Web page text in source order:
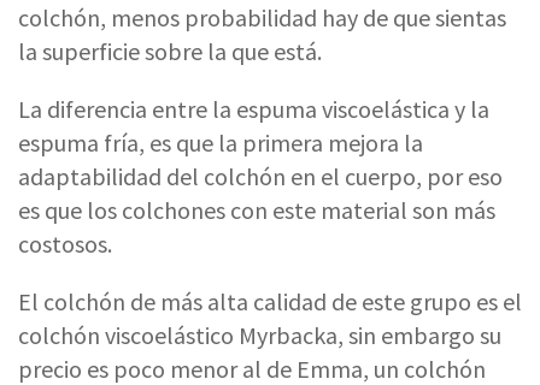
colchón, menos probabilidad hay de que sientas
la superficie sobre la que está.
La diferencia entre la espuma viscoelástica y la
espuma fría, es que la primera mejora la
adaptabilidad del colchón en el cuerpo, por eso
es que los colchones con este material son más
costosos.
El colchón de más alta calidad de este grupo es el
colchón viscoelástico Myrbacka, sin embargo su
precio es poco menor al de Emma, un colchón